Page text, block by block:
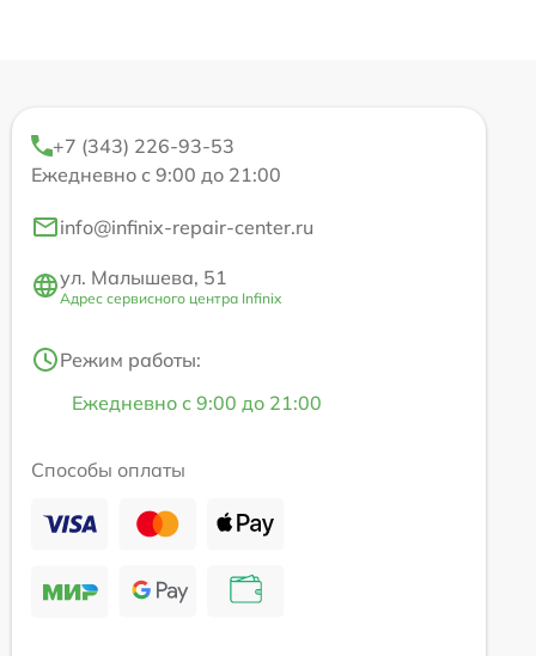
+7 (343) 226-93-53
Ежедневно с 9:00 до 21:00
info@infinix-repair-center.ru
ул. Малышева, 51
Адрес сервисного центра Infinix
Режим работы:
Ежедневно с 9:00 до 21:00
Способы оплаты